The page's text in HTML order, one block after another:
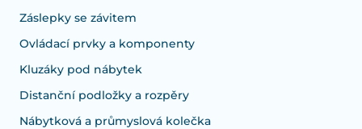
Záslepky se závitem
Ovládací prvky a komponenty
Kluzáky pod nábytek
Distanční podložky a rozpěry
Nábytková a průmyslová kolečka